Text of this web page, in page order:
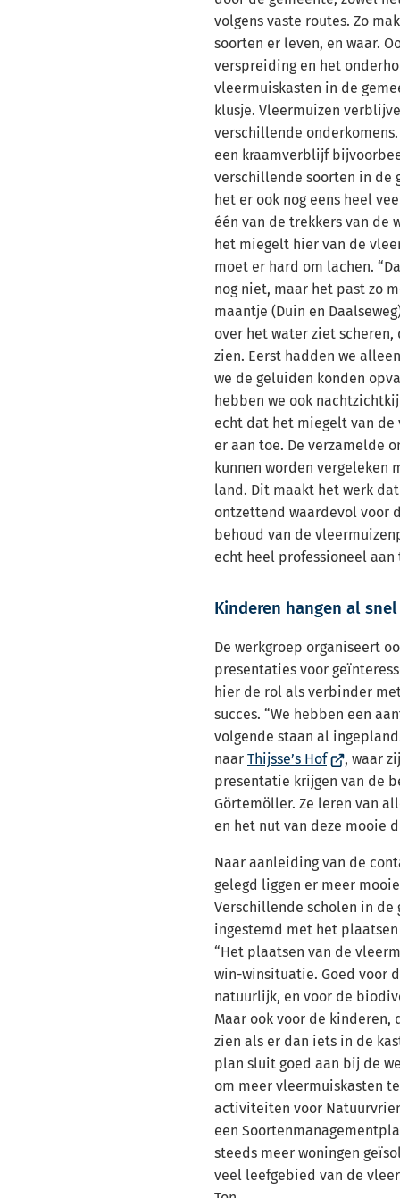
volgens vaste routes. Zo
soorten er leven, en waar.
verspreiding en het
vleermuiskasten in de
klusje. Vleermuizen
verschillende
een kraamverblijf
verschillende soorten in de
het er ook nog eens heel
één van de trekkers van de
het miegelt hier van de
moet er hard om lachen.
nog niet, maar het past zo
maantje (Duin en
over het water ziet
zien. Eerst hadden we
we de geluiden konden
hebben we ook
echt dat het miegelt van de
er aan toe. De verzamelde
kunnen worden vergeleken
land. Dit maakt het werk
ontzettend waardevol voor
behoud van de
echt heel professioneel
Kinderen hangen al
De werkgroep organiseert
presentaties voor
hier de rol als verbinder
succes. “We hebben een
volgende staan al
naar Thijsse’s Hof(Verwijst
naar
een
externe
, waar
presentatie krijgen van de
Görtemöller. Ze leren van
en het nut van deze mooie
Naar aanleiding van de
gelegd liggen er meer
Verschillende scholen in de
ingestemd met het
“Het plaatsen van de
win-winsituatie. Goed voor
natuurlijk, en voor de
Maar ook voor de
zien als er dan iets in de
plan sluit goed aan bij de
om meer vleermuiskasten
activiteiten voor
een
steeds meer woningen
veel leefgebied van de